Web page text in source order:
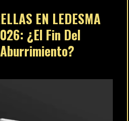
EN LEDESMA
¿El Fin Del
Aburrimiento?